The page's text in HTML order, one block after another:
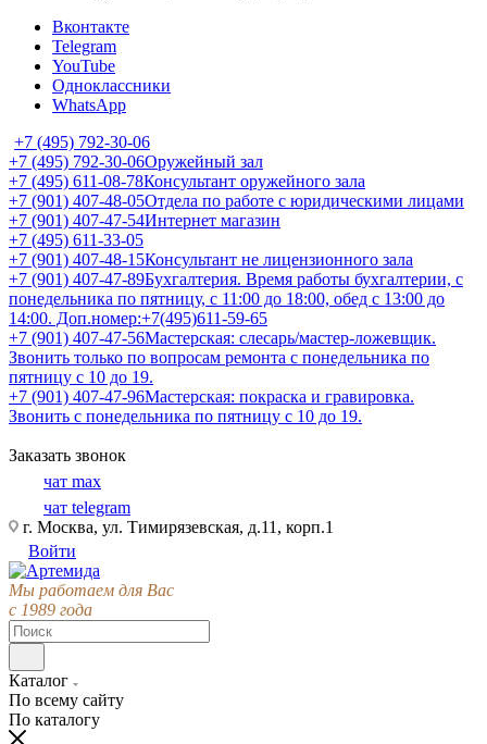
Вконтакте
Telegram
YouTube
Одноклассники
WhatsApp
+7 (495) 792-30-06
+7 (495) 792-30-06Оружейный зал
+7 (495) 611-08-78Консультант оружейного зала
+7 (901) 407-48-05Отдела по работе с юридическими лицами
+7 (901) 407-47-54Интернет магазин
+7 (495) 611-33-05
+7 (901) 407-48-15Консультант не лицензионного зала
+7 (901) 407-47-89Бухгалтерия. Время работы бухгалтерии, с
понедельника по пятницу, с 11:00 до 18:00, обед с 13:00 до
14:00. Доп.номер:+7(495)611-59-65
+7 (901) 407-47-56Мастерская: слесарь/мастер-ложевщик.
Звонить только по вопросам ремонта с понедельника по
пятницу с 10 до 19.
+7 (901) 407-47-96Мастерская: покраска и гравировка.
Звонить с понедельника по пятницу с 10 до 19.
Заказать звонок
чат max
чат telegram
г. Москва, ул. Тимирязевская, д.11, корп.1
Войти
Мы работаем для Вас
с 1989 года
Каталог
По всему сайту
По каталогу